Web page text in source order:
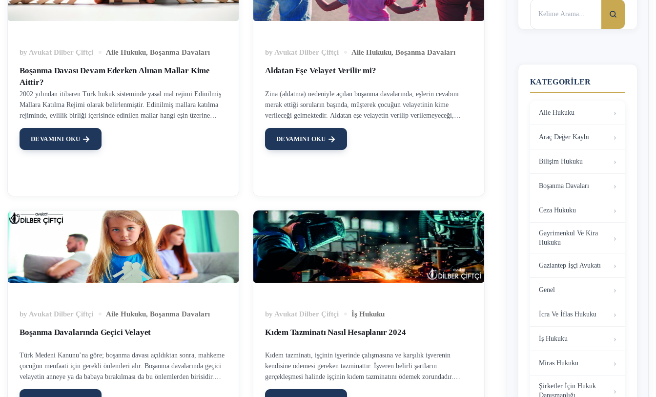
by Avukat Dilber Çiftçi Aile Hukuku, Boşanma Davaları
Boşanma Davası Devam Ederken Alınan Mallar Kime
Aittir?
2002 yılından itibaren Türk hukuk sisteminde yasal mal rejimi Edinilmiş
Mallara Katılma Rejimi olarak belirlenmiştir. Edinilmiş mallara katılma
rejiminde, evlilik birliği içerisinde edinilen mallar hangi eşin üzerine
Yasal mal rejimi evlilik ile başlayıp boşanma ile sona erer. Burada
boşanma davası açıldıktan sonra alınan mallar, boşanma davası devam
DEVAMINI OKU
by Avukat Dilber Çiftçi Aile Hukuku, Boşanma Davaları
Aldatan Eşe Velayet Verilir mi?
Zina (aldatma) nedeniyle açılan boşanma davalarında, eşlerin cevabını
merak ettiği soruların başında, müşterek çocuğun velayetinin kime
verileceği gelmektedir. Aldatan eşe velayetin verilip verilemeyeceği,
davasında ağır kusur olsa dahi, çocuğun velayeti açısından sadece buna
bakarak karar verilemez. Yani aldatan eşe velayet verilir mi sorusunun
olmaksızın, flört, görüşme …
DEVAMINI OKU
by Avukat Dilber Çiftçi Aile Hukuku, Boşanma Davaları
Boşanma Davalarında Geçici Velayet
Türk Medeni Kanunu’na göre; boşanma davası açıldıktan sonra, mahkeme
çocuğun menfaati için gerekli önlemleri alır. Boşanma davalarında geçici
velayetin anneye ya da babaya bırakılması da bu önlemlerden birisidir.
Boşanma davasında geçici velayet talep eden eşe verilir. Her iki eşin de
by Avukat Dilber Çiftçi İş Hukuku
Kıdem Tazminatı Nasıl Hesaplanır 2024
Kıdem tazminatı, işçinin işyerinde çalışmasına ve karşılık işverenin
kendisine ödemesi gereken tazminattır. İşveren belirli şartların
gerçekleşmesi halinde işçinin kıdem tazminatını ödemek zorundadır.
Kıdem tazminatının şartları için ilgili yazımızı okuyabilirsiniz. Asgari
Arama:
KATEGORILER
Aile Hukuku
Araç Değer Kaybı
Bilişim Hukuku
Boşanma Davaları
Ceza Hukuku
Gayrimenkul Ve Kira
Hukuku
Gaziantep İşçi Avukatı
Genel
İcra Ve İflas Hukuku
İş Hukuku
Miras Hukuku
Şirketler İçin Hukuk
Danışmanlığı